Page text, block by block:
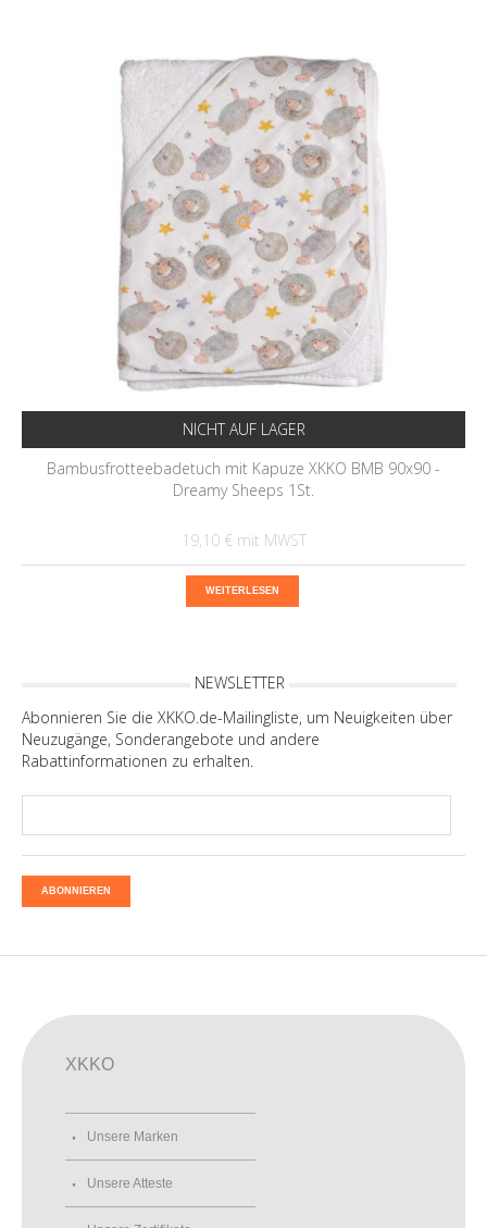
NICHT AUF LAGER
Bambusfrotteebadetuch mit Kapuze XKKO BMB 90x90 -
Dreamy Sheeps 1St.
19,10 €
WEITERLESEN
NEWSLETTER
Abonnieren Sie die XKKO.de-Mailingliste, um Neuigkeiten über
Neuzugänge, Sonderangebote und andere
Rabattinformationen zu erhalten.
ABONNIEREN
XKKO
Unsere Marken
Unsere Atteste